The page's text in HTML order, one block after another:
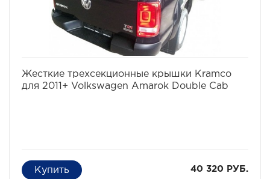
Положения Закрыта, Поднята одна секция, Поднято
две секции
Вес (кг) 26
Размеры (мм) 1505х1470
Жесткие трехсекционные крышки Kramco
для 2011+ Volkswagen Amarok Double Cab
40 320 РУБ.